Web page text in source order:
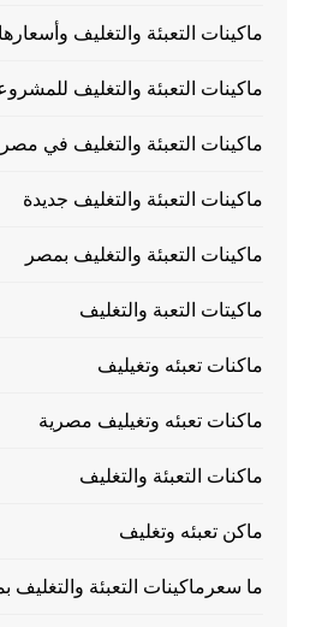
ماكينات التعبئة والتغليف وأسعارها
ماكينات التعبئة والتغليف
ماكينات التعبئة والتغليف في مصر
ماكينات التعبئة والتغليف جديدة
ماكينات التعبئة والتغليف بمصر
ماكيتات التعبة والتغليف
ماكنات تعبئه وتغيليف
ماكنات تعبئه وتغيليف مصرية
ماكنات التعبئة والتغليف
ماكن تعبئه وتغليف
ما سعرماكينات التعبئة والتغليف